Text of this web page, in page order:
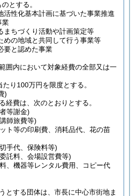
とする。
活性化基本計画に基づいた事業推進
業
まちづくり活動や計画策定等
めの地域と共同して行う事業等
要と認めた事業
囲内において対象経費の全部又は一
り100万円を限度とする。
)
経費は、次のとおりとする。
等謝金)
師旅費等)
ト等の印刷費、消耗品代、花の苗
手代、保険料等)
託料、会場設営費等)
、機器等レンタル費用、コピー代
とする団体は、市長に中心市街地ま